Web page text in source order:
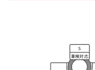
S
車検対応